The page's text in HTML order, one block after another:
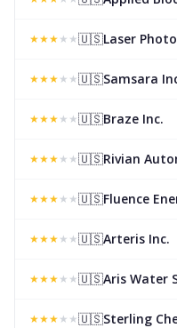
★★★★ ★🇺🇸Laser
★★★★ ★🇺🇸Samsara
★★★★ ★🇺🇸Braze Inc.
★★★★ ★🇺🇸Rivian
★★★★ ★🇺🇸Fluence
★★★★ ★🇺🇸Arteris Inc.
★★★★ ★🇺🇸Aris Water
★★★★ ★🇺🇸Sterling